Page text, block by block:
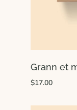
Grann et
$17.00